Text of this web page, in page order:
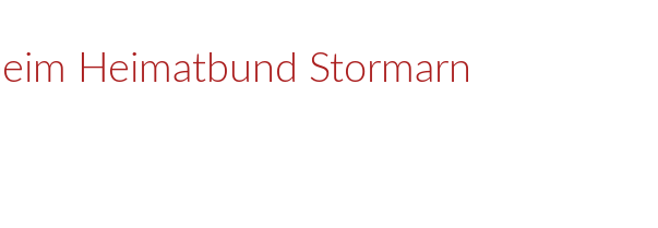
Heimatbund Stormarn